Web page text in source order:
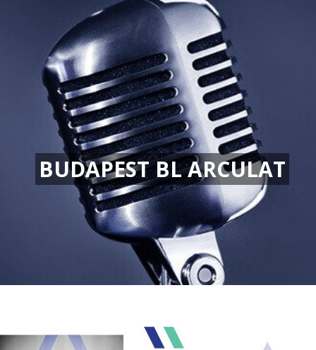
BUDAPEST BL ARCULAT